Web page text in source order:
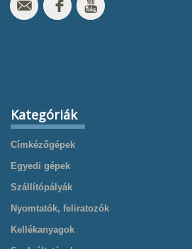
Kategóriák
Címkézőgépek
Egyedi gépek
Szállítópályák
Nyomtatók, feliratozók
Kellékanyagok